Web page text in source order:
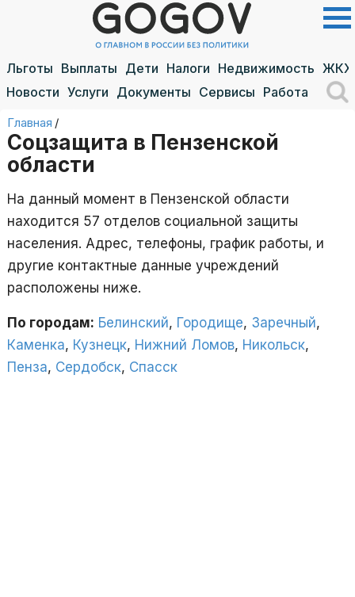
Льготы Выплаты Дети Налоги Недвижимость ЖКХ
Новости Услуги Документы Сервисы Работа
Главная /
Соцзащита в Пензенской
области
На данный момент в Пензенской области
находится 57 отделов социальной защиты
населения. Адрес, телефоны, график работы, и
другие контактные данные учреждений
расположены ниже.
По городам: Белинский, Городище, Заречный,
Каменка, Кузнецк, Нижний Ломов, Никольск,
Пенза, Сердобск, Спасск